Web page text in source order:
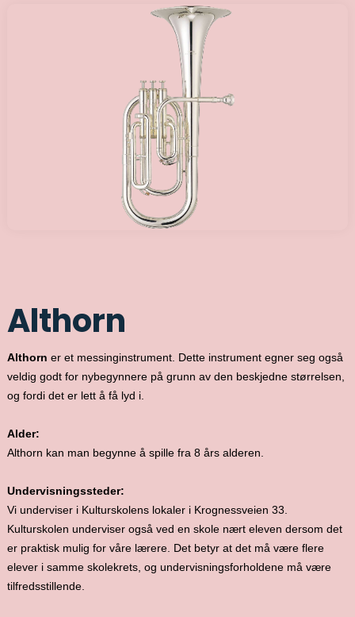
Althorn
Althorn er et messinginstrument. Dette instrument egner seg også
veldig godt for nybegynnere på grunn av den beskjedne størrelsen,
og fordi det er lett å få lyd i.
Alder:
Althorn kan man begynne å spille fra 8 års alderen.
Undervisningssteder:
Vi underviser i Kulturskolens lokaler i Krognessveien 33.
Kulturskolen underviser også ved en skole nært eleven dersom det
er praktisk mulig for våre lærere. Det betyr at det må være flere
elever i samme skolekrets, og undervisningsforholdene må være
tilfredsstillende.